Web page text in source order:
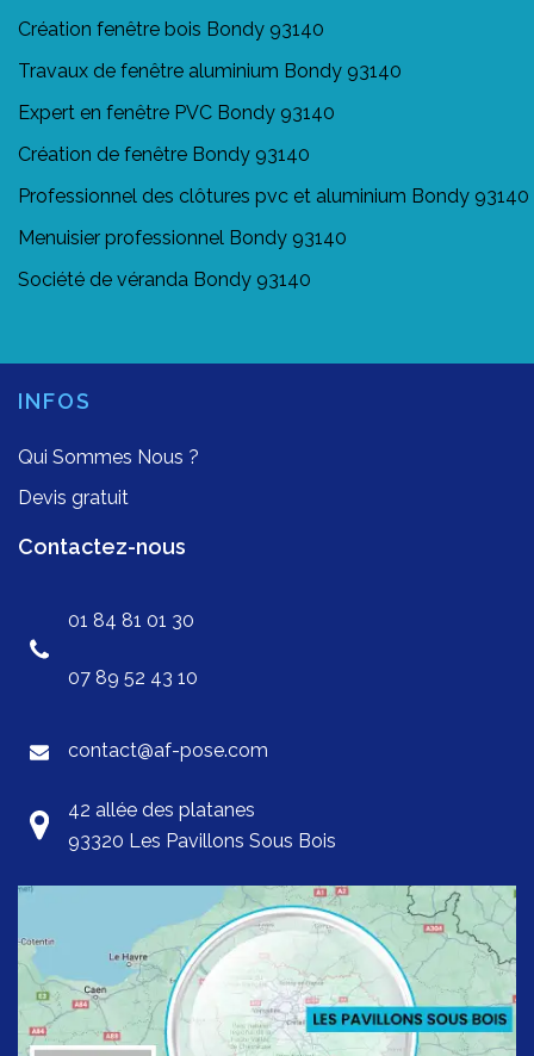
Création fenêtre bois Bondy 93140
Travaux de fenêtre aluminium Bondy 93140
Expert en fenêtre PVC Bondy 93140
Création de fenêtre Bondy 93140
Professionnel des clôtures pvc et aluminium Bondy 93140
Menuisier professionnel Bondy 93140
Société de véranda Bondy 93140
INFOS
Qui Sommes Nous ?
Devis gratuit
Contactez-nous
01 84 81 01 30
07 89 52 43 10
contact@af-pose.com
42 allée des platanes
93320 Les Pavillons Sous Bois